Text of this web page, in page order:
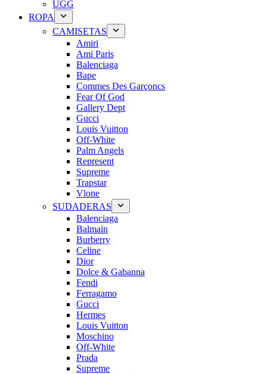
UGG
ROPA
CAMISETAS
Amiri
Ami Paris
Balenciaga
Bape
Commes Des Garçoncs
Fear Of God
Gallery Dept
Gucci
Louis Vuitton
Off-White
Palm Angels
Represent
Supreme
Trapstar
Vlone
SUDADERAS
Balenciaga
Balmain
Burberry
Celine
Dior
Dolce & Gabanna
Fendi
Ferragamo
Gucci
Hermes
Louis Vuitton
Moschino
Off-White
Prada
Supreme